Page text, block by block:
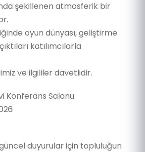
şekillenen atmosferik bir
oyun dünyası, geliştirme
katılımcılarla
ve ilgililer davetlidir.
Konferans Salonu
duyurular için topluluğun